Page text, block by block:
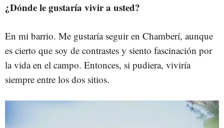
¿Dónde le gustaría vivir a usted?
En mi barrio. Me gustaría seguir en Chamberí, aunque
es cierto que soy de contrastes y siento fascinación por
la vida en el campo. Entonces, si pudiera, viviría
siempre entre los dos sitios.